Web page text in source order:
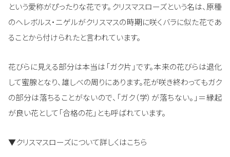
という愛称がぴったりな花です。クリスマスローズという名は、原種
のヘレボルス・ニゲルがクリスマスの時期に咲くバラに似た花であ
ることから付けられたと言われています。
花びらに見える部分は本当は「ガク片」です。本来の花びらは退化
して蜜腺となり、雄しべの周りにあります。花が咲き終わってもガク
の部分は落ちることがないので、「ガク（学）が落ちない。」＝縁起
が良い花として「合格の花」とも呼ばれています。
▼クリスマスローズについて詳しくはこちら